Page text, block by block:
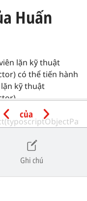
Huấn
lặn kỹ thuật
có thể tiến hành
kỹ thuật
.
Của Học
thiết bị lặn với
nêu trong Tiêu
.
của
Ghi chú